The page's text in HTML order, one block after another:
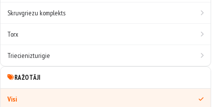
Skruvgriezu komplekts
Torx
Triecienizturigie
RAŽOTĀJI
Visi